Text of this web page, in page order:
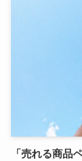
「売れる商品